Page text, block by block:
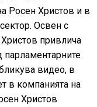
Росен Христов и в
Освен с
привлича
видео, в
в компанията на
Христов